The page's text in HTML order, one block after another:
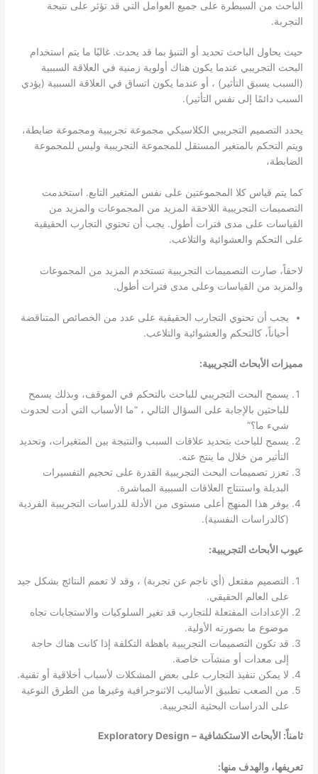
الباحث من السيطرة على جميع العوامل التي قد تؤثر على نتيجة
التجربة.
حيث يحاول الباحث تحديد أو التنبؤ بما قد يحدث. غالبًا ما يتم استخدام
البحث التجريبي عندما يكون هناك أولوية زمنية في العلاقة السببية
(السبب يسبق التأثير) ، أو عندما يكون اتساق في العلاقة السببية (يؤدي
السبب دائمًا إلى نفس التأثير).
يحدد التصميم التجريبي الكلاسيكي مجموعة تجريبية ومجموعة ضابطة،
ويتم التحكم بالمتغير المستقل للمجموعة التجريبية وليس للمجموعة
الضابطة،
كما يتم قياس كلا المجموعتين على نفس المتغير التابع. استخدمت
التصميمات التجريبية اللاحقة المزيد من المجموعات والمزيد من
القياسات على مدى فترات أطول. يجب أن تحتوي التجارب الحقيقية
على التحكم والعشوائية والتلاعب.
لاحقاً، صارت التصميمات التجريبية تستخدم المزيد من المجموعات
والمزيد من القياسات وعلى مدى فترات أطول.
يجب أن تحتوي التجارب الحقيقية على عدد من الخصائص المتناقضة
أحياناً، كالتحكم والعشوائية والتلاعب.
مميزات الأبحاث التجريبية:
يسمح البحث التجريبي للباحث بالتحكم في الموقف، وبذلك يسمح
للباحثين بالإجابة على السؤال التالي ، “ما الأسباب التي أدت لحدوث
شيء ما؟”
يسمح للباحث بتحديد علاقات السبب والنتيجة بين المتغيرات، وتحديد
التأثير من خلال ما ينتج عنه.
تعزز تصميمات البحث التجريبية القدرة على تحجيم التفسيرات
البديلة واستنتاج العلاقات السببية المباشرة.
يوفر هذا المنهج أعلى مستوى من الأدلة للدراسات التجريبية الفردية
(كالدراسات النفسية).
عيوب الأبحاث التجريبية:
التصميم مفتعل (أي ناجم عن تجربة) ، وقد لا تعمم النتائج بشكل جيد
على العالم الحقيقي.
الإعدادات المفتعلة للتجارب قد تغير السلوكيات والاستجابات تجاه
موضوع ما بصورته الأولية.
قد تكون التصميمات التجريبية باهظة التكلفة إذا كانت هناك حاجة
إلى معدات أو منشآت خاصة.
لا يمكن تنفيذ التجارب على بعض المشكلات لأسباب أخلاقية أو تقنية.
من الصعب تطبيق الأساليب الاثنوجرافية وغيرها من الطرق النوعية
على الدراسات البحثية التجريبية.
ثامناً: الأبحاث الاستكشافية – Exploratory Design
تعريفها، والهدف منها: